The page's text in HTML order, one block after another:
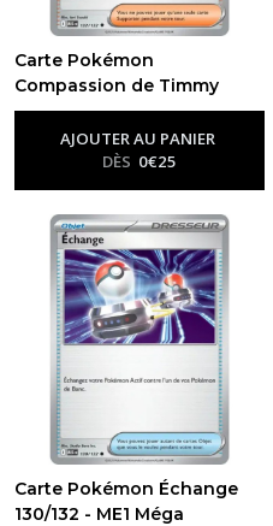
Carte Pokémon
Compassion de Timmy
132/132 - ME1 Méga
évolution-Me01 - Méga
AJOUTER AU PANIER
DÈS 0€25
Carte Pokémon Échange
130/132 - ME1 Méga